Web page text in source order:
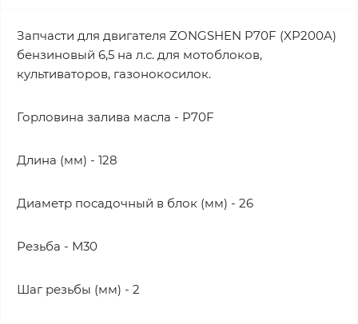
Запчасти для двигателя ZONGSHEN P70F (XP200A)
бензиновый 6,5 на л.с. для мотоблоков,
культиваторов, газонокосилок.
Горловина залива масла - P70F
Длина (мм) - 128
Диаметр посадочный в блок (мм) - 26
Резьба - М30
Шаг резьбы (мм) - 2